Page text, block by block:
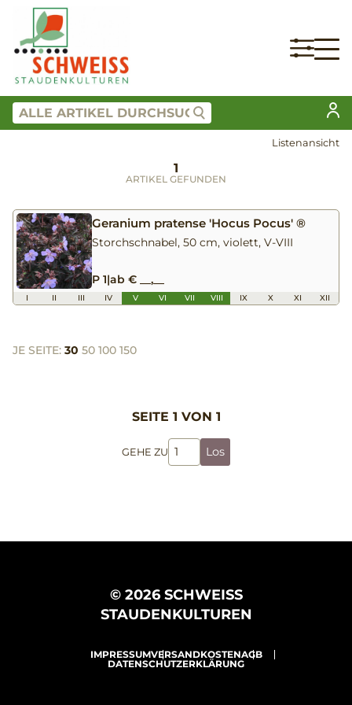
Listenansicht
1
ARTIKEL GEFUNDEN
Geranium pratense 'Hocus Pocus' ®
Storchschnabel, 50 cm, violett, V-VIII
P 1|ab € __,__
I II III IV V VI VII VIII IX X XI XII
JE SEITE: 30 50 100 150
SEITE 1 VON 1
GEHE ZU Los
© 2026 SCHWEISS
STAUDENKULTUREN
IMPRESSUMVERSANDKOSTENAGB
DATENSCHUTZERKLÄRUNG